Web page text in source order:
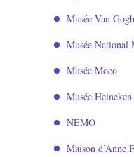
Musée Van Gogh
Musée National
Musée Moco
Musée Heineken
NEMO
Maison d’Anne